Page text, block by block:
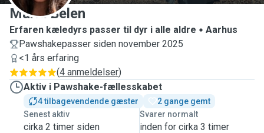
Maria Belen
Erfaren kæledyrs passer til dyr i alle aldre
Aarhus
Pawshakepasser siden november 2025
<1 års erfaring
(4 anmeldelser)
Aktiv i Pawshake-fællesskabet
4 tilbagevendende gæster
2 gange gemt
Senest aktiv
cirka 2 timer siden
Svarer normalt
inden for cirka 3 timer